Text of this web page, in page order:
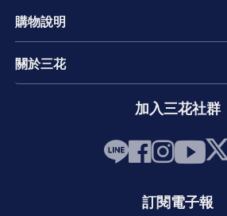
購物說明
關於三花
加入三花社群
訂閱電子報